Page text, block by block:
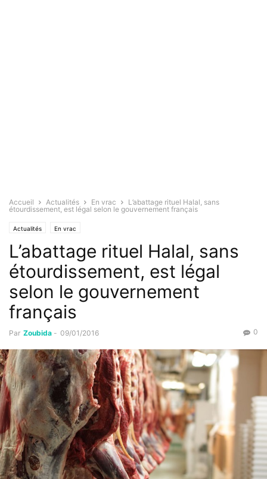
Accueil Actualités En vrac
L’abattage rituel Halal, sans
étourdissement, est légal selon le gouvernement français
Actualités En vrac
L’abattage rituel Halal, sans
étourdissement, est légal
selon le gouvernement
français
Par Zoubida - 09/01/2016 0